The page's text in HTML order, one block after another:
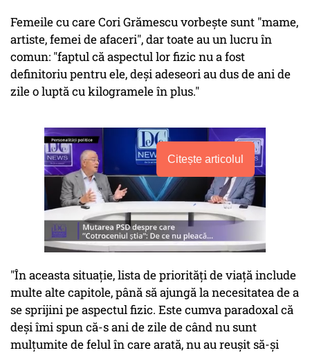
Femeile cu care Cori Grămescu vorbește sunt "mame,
artiste, femei de afaceri", dar toate au un lucru în
comun: "faptul că aspectul lor fizic nu a fost
definitoriu pentru ele, deși adeseori au dus de ani de
zile o luptă cu kilogramele în plus."
Citește articolul
"În aceasta situație, lista de priorități de viață include
multe alte capitole, până să ajungă la necesitatea de a
se sprijini pe aspectul fizic. Este cumva paradoxal că
deși îmi spun că-s ani de zile de când nu sunt
mulțumite de felul în care arată, nu au reușit să-și